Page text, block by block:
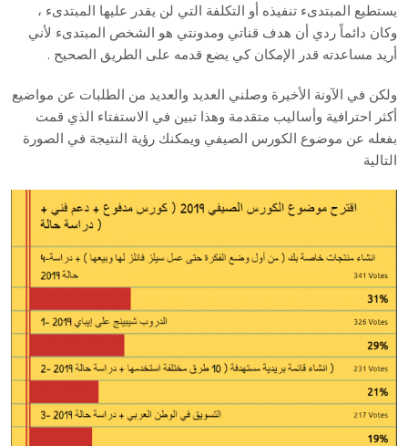
يستطيع المبتدىء تنفيذه أو التكلفة التي لن يقدر عليها المبتدىء ،
وكان دائماً ردي أن هدف قناتي ومدونتي هو الشخص المبتدىء لأني
أريد مساعدته قدر الإمكان كي يضع قدمه على الطريق الصحيح .
ولكن في الآونة الأخيرة وصلني العديد والعديد من الطلبات عن مواضيع
أكثر احترافية وأساليب متقدمة وهذا تبين في الاستفتاء الذي قمت
بفعله عن موضوع الكورس الصيفي ويمكنك رؤية النتيجة في الصورة
التالية